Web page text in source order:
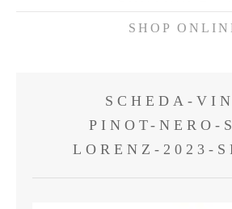
SHOP
SCHEDA-
PINOT-NERO-
LORENZ-2023-